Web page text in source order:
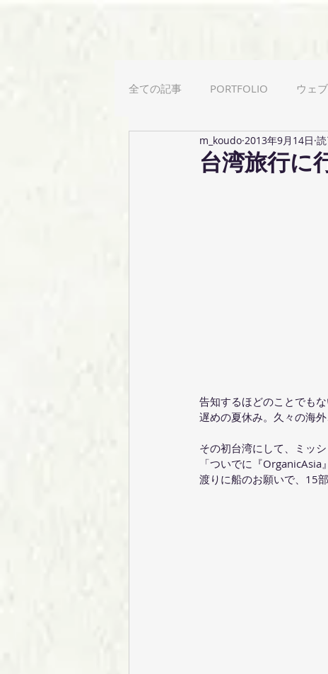
全ての記事 PORTFOLIO ウェ
カリグラフィー 用語解説
台湾旅行に
m_koudo 2013年9月14日
告知するほどのことでも
遅めの夏休み。久々の海
その初台湾にして、ミッ
「ついでに『
渡りに船のお願いで、15